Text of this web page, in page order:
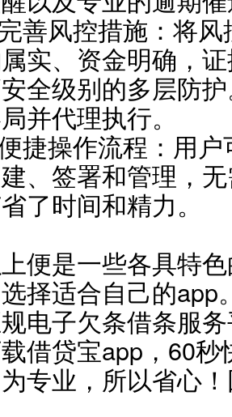
风控措施：将风
实、资金明确，
全级别的多层防
并代理执行。
操作流程：用户
、签署和管理，
了时间和精力。
是一些各具特色
择适合自己的app
电子欠条借条服
贷宝app，60秒
业，所以省心！